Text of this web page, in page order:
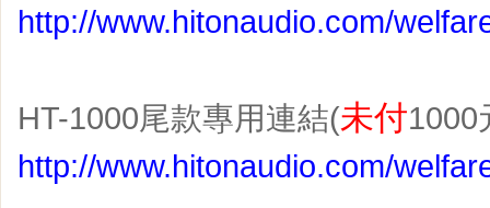
http://www.hitonaudio.com/
HT-1000尾款專用連結(未付1000
http://www.hitonaudio.com/